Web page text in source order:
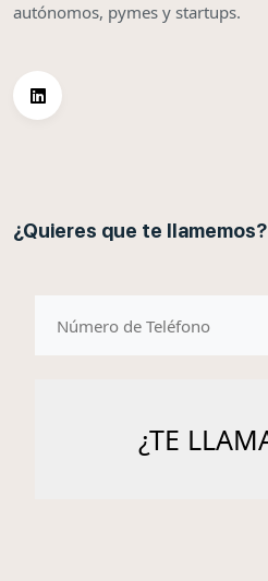
autónomos, pymes y startups.
¿Quieres que te llamemos?